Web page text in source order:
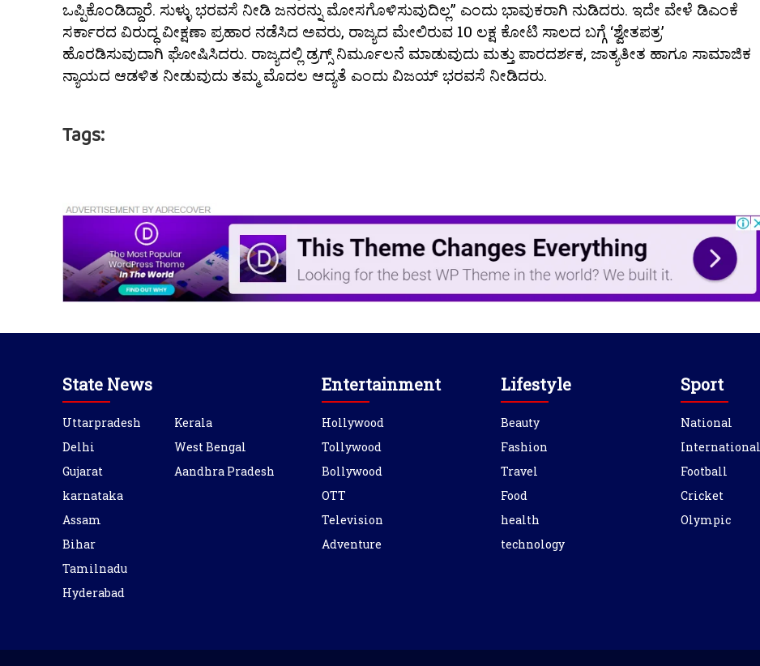
ಒಪ್ಪಿಕೊಂಡಿದ್ದಾರೆ. ಸುಳ್ಳು ಭರವಸೆ ನೀಡಿ ಜನರನ್ನು ಮೋಸಗೊಳಿಸುವುದಿಲ್ಲ” ಎಂದು ಭಾವುಕರಾಗಿ ನುಡಿದರು. ಇದೇ ವೇಳೆ ಡಿಎಂಕೆ
ಸರ್ಕಾರದ ವಿರುದ್ಧ ವೀಕ್ಷಣಾ ಪ್ರಹಾರ ನಡೆಸಿದ ಅವರು, ರಾಜ್ಯದ ಮೇಲಿರುವ 10 ಲಕ್ಷ ಕೋಟಿ ಸಾಲದ ಬಗ್ಗೆ ‘ಶ್ವೇತಪತ್ರ’
ಹೊರಡಿಸುವುದಾಗಿ ಘೋಷಿಸಿದರು. ರಾಜ್ಯದಲ್ಲಿ ಡ್ರಗ್ಸ್ ನಿರ್ಮೂಲನೆ ಮಾಡುವುದು ಮತ್ತು ಪಾರದರ್ಶಕ, ಜಾತ್ಯತೀತ ಹಾಗೂ ಸಾಮಾಜಿಕ
ನ್ಯಾಯದ ಆಡಳಿತ ನೀಡುವುದು ತಮ್ಮ ಮೊದಲ ಆದ್ಯತೆ ಎಂದು ವಿಜಯ್ ಭರವಸೆ ನೀಡಿದರು.
Tags:
State News
Uttarpradesh
Delhi
Gujarat
karnataka
Assam
Bihar
Tamilnadu
Hyderabad
Kerala
West Bengal
Aandhra Pradesh
Entertainment
Hollywood
Tollywood
Bollywood
OTT
Television
Adventure
Lifestyle
Beauty
Fashion
Travel
Food
health
technology
Sport
National
International
Football
Cricket
Olympic